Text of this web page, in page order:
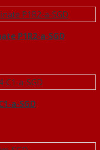
P1R2-a-SGD
a-SGD